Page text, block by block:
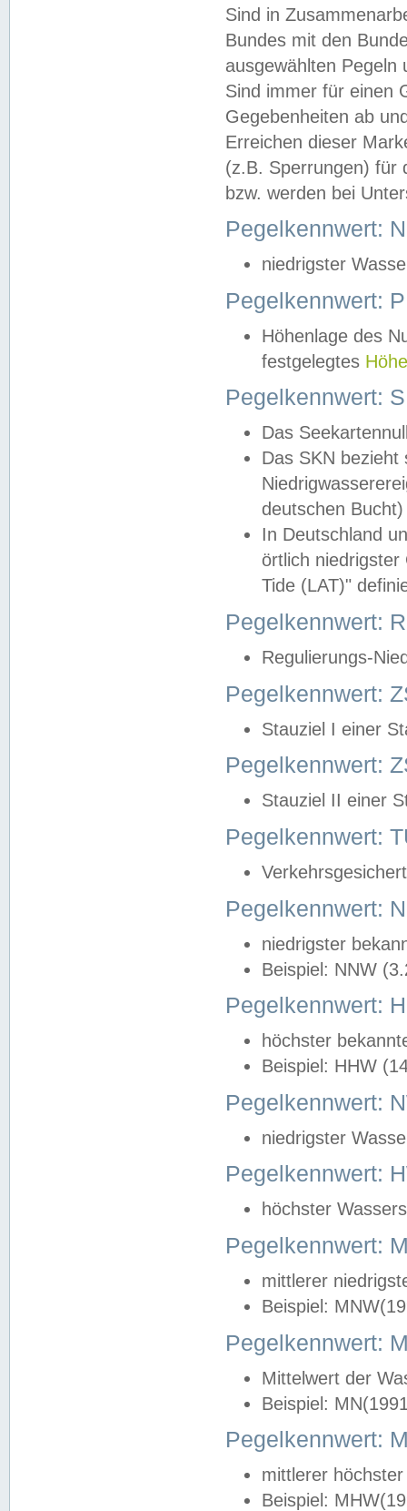
Sind in
Bundes mit den
ausgewählten
Sind immer für einen
Gegebenheiten ab
Erreichen dieser
(z.B. Sperrungen) für
bzw. werden bei
Pegelkennwert:
niedrigster
Pegelkennwert:
Höhenlage des
festgelegtes
Pegelkennwert:
Das
Das SKN
deutschen
In Deutschland
örtlich
Tide (LAT)"
Pegelkennwert:
Regulierungs-
Pegelkennwert:
Stauziel I einer
Pegelkennwert:
Stauziel II einer
Pegelkennwert:
Pegelkennwert:
niedrigster
Beispiel: NNW
Pegelkennwert:
höchster
Beispiel: HHW
Pegelkennwert:
niedrigster
Pegelkennwert:
höchster
Pegelkennwert:
mittlerer
Beispiel:
Pegelkennwert:
Mittelwert der
Beispiel:
Pegelkennwert:
mittlerer
Beispiel: